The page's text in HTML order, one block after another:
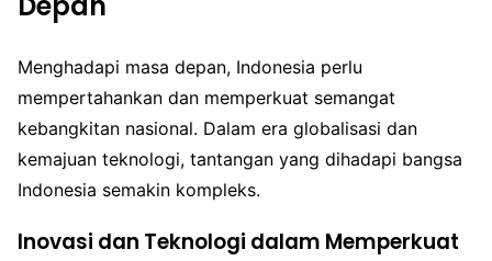
Menghadapi masa depan, Indonesia perlu
mempertahankan dan memperkuat semangat
kebangkitan nasional. Dalam era globalisasi dan
kemajuan teknologi, tantangan yang dihadapi bangsa
Indonesia semakin kompleks.
Inovasi dan Teknologi dalam Memperkuat